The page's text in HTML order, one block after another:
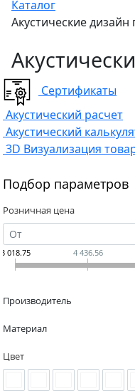
Каталог
Акустические дизайн
Сертификаты
Акустический расчет
Акустический
3D Визуализация
Подбор параметров
Розничная цена
3 018.75 4 436.56
Производитель
Материал
Цвет